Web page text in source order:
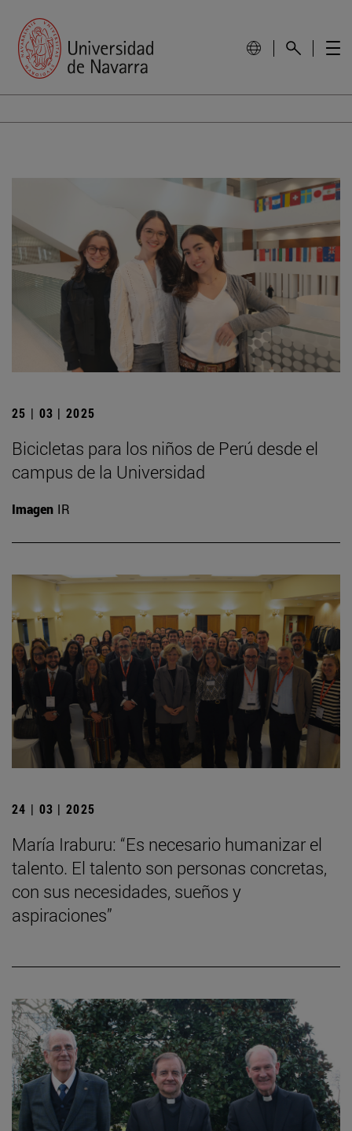
25 | 03 | 2025
Bicicletas para los niños de Perú desde el
campus de la Universidad
Imagen IR
24 | 03 | 2025
María Iraburu: “Es necesario humanizar el
talento. El talento son personas concretas,
con sus necesidades, sueños y
aspiraciones”